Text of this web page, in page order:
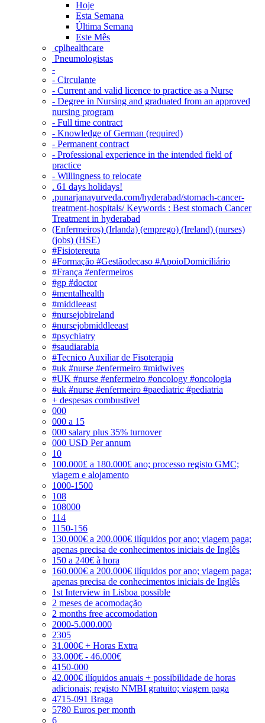
Hoje
Esta Semana
Última Semana
Este Mês
‎ cplhealthcare‬
Pneumologistas
-
- Circulante
- Current and valid licence to practice as a Nurse
- Degree in Nursing and graduated from an approved
nursing program
- Full time contract
- Knowledge of German (required)
- Permanent contract
- Professional experience in the intended field of
practice
- Willingness to relocate
. 61 days holidays!
.punarjanayurveda.com/hyderabad/stomach-cancer-
treatment-hospitals/ Keywords : Best stomach Cancer
Treatment in hyderabad
(Enfermeiros) (Irlanda) (emprego) (Ireland) (nurses)
(jobs) (HSE)
#Fisiotereuta
#Formação #Gestãodecaso #ApoioDomiciliário
#França #enfermeiros
#gp #doctor
#mentalhealth
#middleeast
#nursejobireland
#nursejobmiddleeast
#psychiatry
#saudiarabia
#Tecnico Auxiliar de Fisoterapia
#uk #nurse #enfermeiro #midwives
#UK #nurse #enfermeiro #oncology #oncologia
#uk #nurse #enfermeiro #paediatric #pediatria
+ despesas combustivel
000
000 a 15
000 salary plus 35% turnover
000 USD Per annum
10
100.000£ a 180.000£ ano; processo registo GMC;
viagem e alojamento
1000-1500
108
108000
114
1150-156
130.000€ a 200.000€ ilíquidos por ano; viagem paga;
apenas precisa de conhecimentos iniciais de Inglês
150 a 240€ à hora
160.000€ a 200.000€ ilíquidos por ano; viagem paga;
apenas precisa de conhecimentos iniciais de Inglês
1st Interview in Lisboa possible
2 meses de acomodação
2 months free accomodation
2000-5.000.000
2305
31.000€ + Horas Extra
33.000€ - 46.000€
4150-000
42.000€ ilíquidos anuais + possibilidade de horas
adicionais; registo NMBI gratuito; viagem paga
4715-091 Braga
5780 Euros per month
6